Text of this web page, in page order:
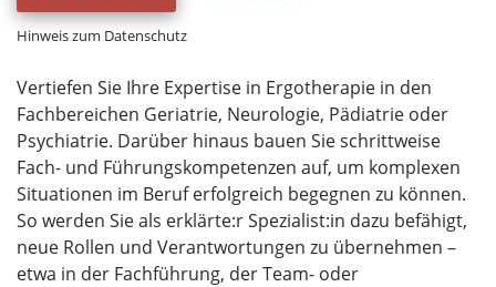
Hinweis zum Datenschutz
Vertiefen Sie Ihre Expertise in Ergotherapie in den
Fachbereichen Geriatrie, Neurologie, Pädiatrie oder
Psychiatrie. Darüber hinaus bauen Sie schrittweise
Fach- und Führungskompetenzen auf, um komplexen
Situationen im Beruf erfolgreich begegnen zu können.
So werden Sie als erklärte:r Spezialist:in dazu befähigt,
neue Rollen und Verantwortungen zu übernehmen –
etwa in der Fachführung, der Team- oder